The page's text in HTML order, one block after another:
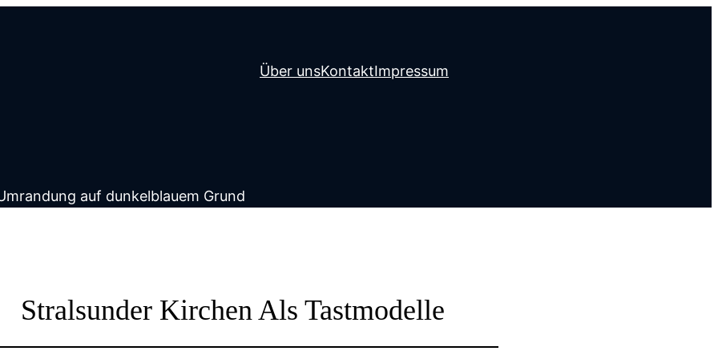
Über unsKontaktImpressum
Stralsunder Kirchen Als Tastmodelle